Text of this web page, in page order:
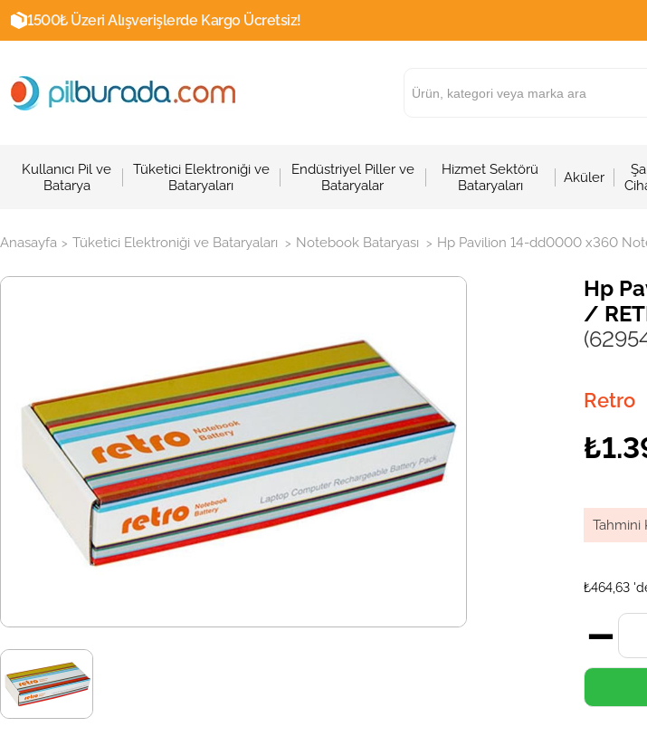
1500₺ Üzeri Alışverişlerde Kargo Ücretsiz!
Kullanıcı Pil ve
Batarya
Tüketici Elektroniği ve
Bataryaları
Endüstriyel Piller ve
Bataryalar
Hizmet Sektörü
Bataryaları
Aküler
Anasayfa > Tüketici Elektroniği ve Bataryaları > Notebook Bataryası > Hp Pavilion 14-dd0000 x360
Hp
/
Retro
Tahmini
₺464,63